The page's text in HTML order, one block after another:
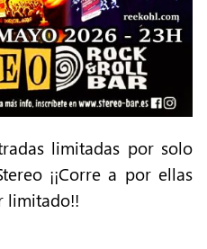
limitadas por solo
¡¡Corre a por ellas
limitado!!